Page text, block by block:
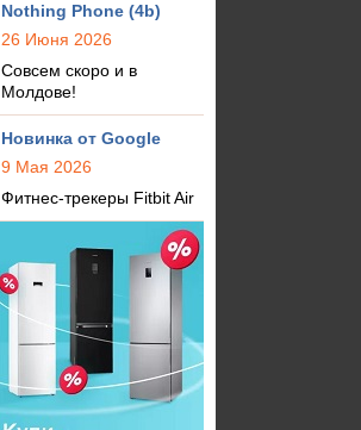
Nothing Phone (4b)
26 Июня 2026
Совсем скоро и в
Молдове!
Новинка от Google
9 Мая 2026
Фитнес-трекеры Fitbit Air